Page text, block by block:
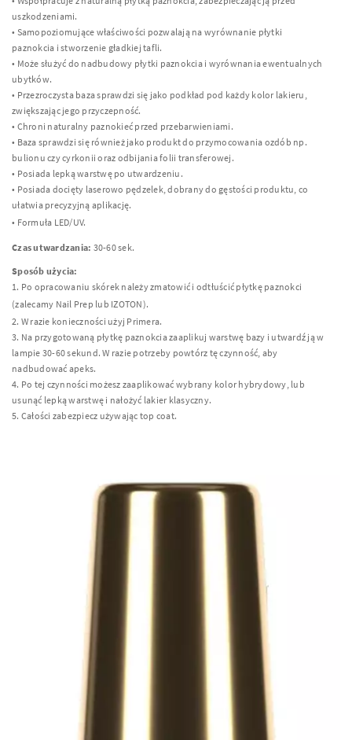
uszkodzeniami.
• Samopoziomujące właściwości pozwalają na wyrównanie płytki
paznokcia i stworzenie gładkiej tafli.
• Może służyć do nadbudowy płytki paznokcia i wyrównania ewentualnych
ubytków.
• Przezroczysta baza sprawdzi się jako podkład pod każdy kolor lakieru,
zwiększając jego przyczepność.
• Chroni naturalny paznokieć przed przebarwieniami.
• Baza sprawdzi się również jako produkt do przymocowania ozdób np.
bulionu czy cyrkonii oraz odbijania folii transferowej.
• Posiada lepką warstwę po utwardzeniu.
• Posiada docięty laserowo pędzelek, dobrany do gęstości produktu, co
ułatwia precyzyjną aplikację.
• Formuła LED/UV.
Czas utwardzania: 30-60 sek.
Sposób użycia:
1. Po opracowaniu skórek należy zmatowić i odtłuścić płytkę paznokci
(zalecamy Nail Prep lub IZOTON).
2. W razie konieczności użyj Primera.
3. Na przygotowaną płytkę paznokcia zaaplikuj warstwę bazy i utwardź ją w
lampie 30-60 sekund. W razie potrzeby powtórz tę czynność, aby
nadbudować apeks.
4. Po tej czynności możesz zaaplikować wybrany kolor hybrydowy, lub
usunąć lepką warstwę i nałożyć lakier klasyczny.
5. Całości zabezpiecz używając top coat.